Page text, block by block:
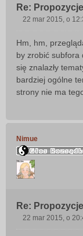
Re:
s
t
22 mar 2015, o
Hm, hm,
by zrobić subfora
się znalazły
bardziej ogólne
strony nie ma
Nimue
Re:
22 mar 2015, o